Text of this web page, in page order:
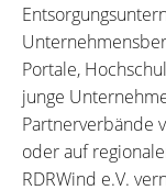
Portale,
junge
Partnerverbände
oder auf
RDRWind e.V.